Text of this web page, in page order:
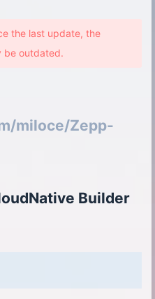
the last update, the
be outdated.
miloce/Zepp-
Builder